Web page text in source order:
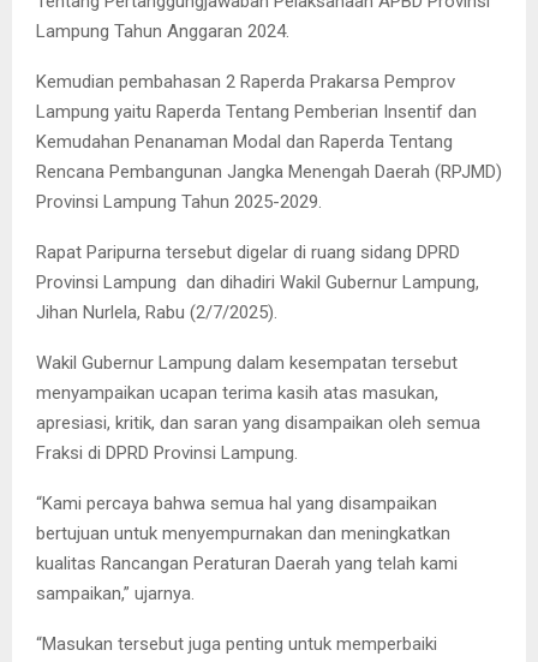
Lampung Tahun Anggaran 2024.
Kemudian pembahasan 2 Raperda Prakarsa Pemprov
Lampung yaitu Raperda Tentang Pemberian Insentif dan
Kemudahan Penanaman Modal dan Raperda Tentang
Rencana Pembangunan Jangka Menengah Daerah (RPJMD)
Provinsi Lampung Tahun 2025-2029.
Rapat Paripurna tersebut digelar di ruang sidang DPRD
Provinsi Lampung dan dihadiri Wakil Gubernur Lampung,
Jihan Nurlela, Rabu (2/7/2025).
Wakil Gubernur Lampung dalam kesempatan tersebut
menyampaikan ucapan terima kasih atas masukan,
apresiasi, kritik, dan saran yang disampaikan oleh semua
Fraksi di DPRD Provinsi Lampung.
“Kami percaya bahwa semua hal yang disampaikan
bertujuan untuk menyempurnakan dan meningkatkan
kualitas Rancangan Peraturan Daerah yang telah kami
sampaikan,” ujarnya.
“Masukan tersebut juga penting untuk memperbaiki